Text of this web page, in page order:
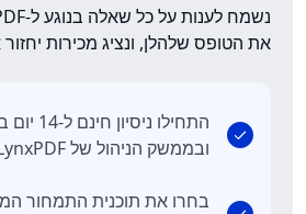
את הטופס שלהלן, ונציג מכירות
ובממשק הניהול של LynxPDF.
בחרו את תוכנית התמחור